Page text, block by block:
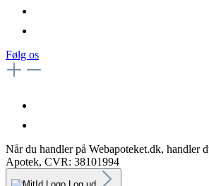
Følg os
Når du handler på Webapoteket.dk, handler
Apotek, CVR: 38101994